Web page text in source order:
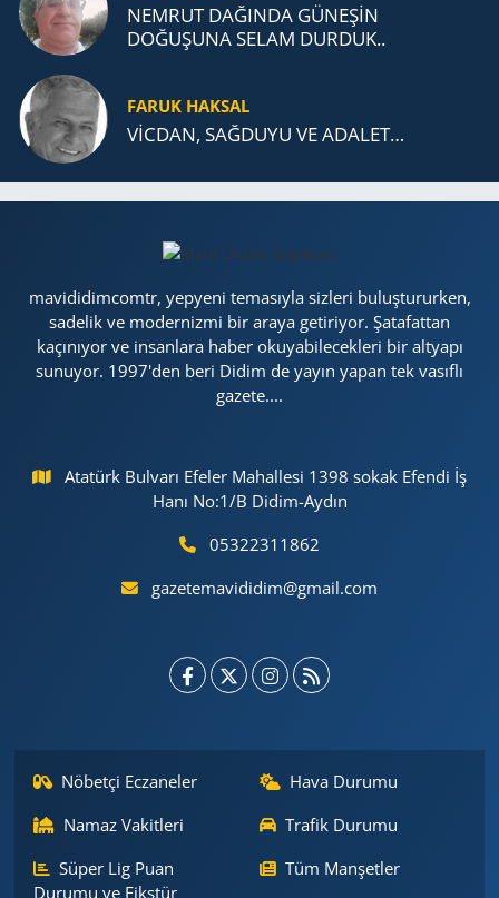
NEMRUT DAĞINDA GÜNEŞİN
DOĞUŞUNA SELAM DURDUK..
FARUK HAKSAL
VİCDAN, SAĞ­DU­YU VE ADA­LET…
mavididimcomtr, yepyeni temasıyla sizleri buluştururken,
sadelik ve modernizmi bir araya getiriyor. Şatafattan
kaçınıyor ve insanlara haber okuyabilecekleri bir altyapı
sunuyor. 1997'den beri Didim de yayın yapan tek vasıflı
gazete....
Atatürk Bulvarı Efeler Mahallesi 1398 sokak Efendi İş
Hanı No:1/B Didim-Aydın
05322311862
gazetemavididim@gmail.com
Nöbetçi Eczaneler
Hava Durumu
Namaz Vakitleri
Trafik Durumu
Süper Lig Puan
Durumu ve Fikstür
Tüm Manşetler